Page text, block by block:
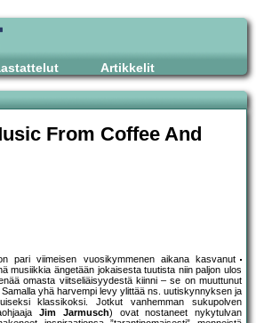
Artikkelit
From Coffee And
pari viimeisen vuosikymmenen aikana kasvanut
musiikkia ängetään jokaisesta tuutista niin paljon ulos
omasta viitseliäisyydestä kiinni – se on muuttunut
yhä harvempi levy ylittää ns. uutiskynnyksen ja
klassikoksi. Jotkut vanhemman sukupolven
Jim Jarmusch) ovat nostaneet nykytulvan